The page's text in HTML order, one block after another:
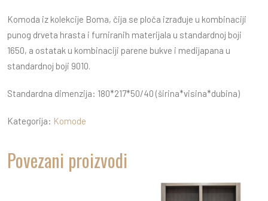
Komoda iz kolekcije Boma, čija se ploča izrađuje u kombinaciji
punog drveta hrasta i furniranih materijala u standardnoj boji
1650, a ostatak u kombinaciji parene bukve i medijapana u
standardnoj boji 9010.
Standardna dimenzija: 180*217*50/40 (širina*visina*dubina)
Kategorija: Komode
Povezani proizvodi